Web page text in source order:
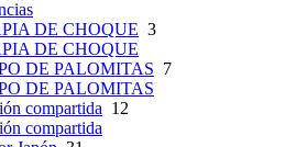
DE CHOQUE 3
DE CHOQUE
DE PALOMITAS 7
DE PALOMITAS
compartida 12
compartida